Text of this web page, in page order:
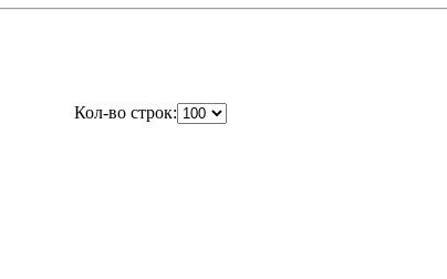
Кол-во строк: